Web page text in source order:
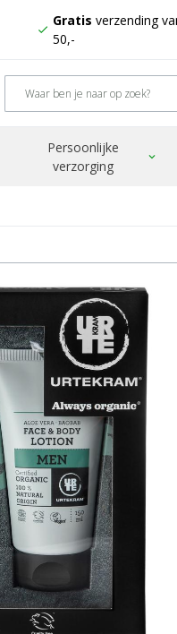
check
Gratis verzending
50,-
Persoonlijke
verzorging
expand_more